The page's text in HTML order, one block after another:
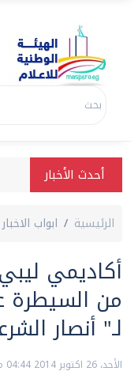
أحدث الأخبار
الرئيسية ابواب الاخبار
أكاديمي
من السيطرة
لـ" أنصار
الأحد، 26 اكتوبر 2014 04:44 م